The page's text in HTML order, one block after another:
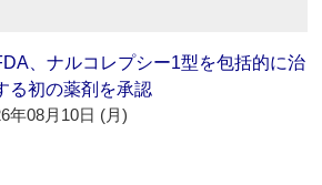
、ナルコレプシー1型を包括的に治
る初の薬剤を承認
年08月10日 (月)